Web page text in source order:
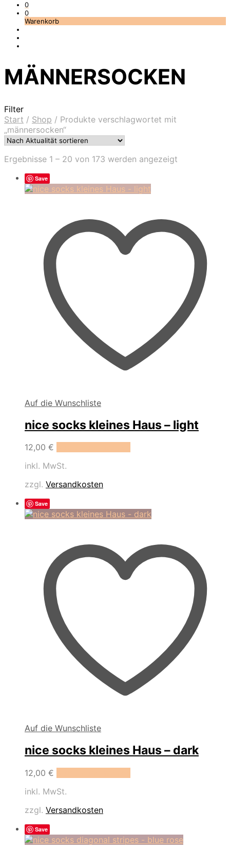
0
0
Warenkorb
MÄNNERSOCKEN
Filter
Start / Shop / Produkte verschlagwortet mit
„männersocken“
Ergebnisse 1 – 20 von 173 werden angezeigt
Save
Auf die Wunschliste
nice socks kleines Haus – light
12,00 €
Die
Optionen
der
Produktseite
gewählt
werden
inkl. MwSt.
zzgl. Versandkosten
Save
Auf die Wunschliste
nice socks kleines Haus – dark
12,00 €
Die
Optionen
inkl. MwSt.
zzgl. Versandkosten
Save